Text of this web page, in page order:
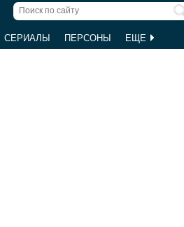
СЕРИАЛЫ ПЕРСОНЫ ЕЩЕ